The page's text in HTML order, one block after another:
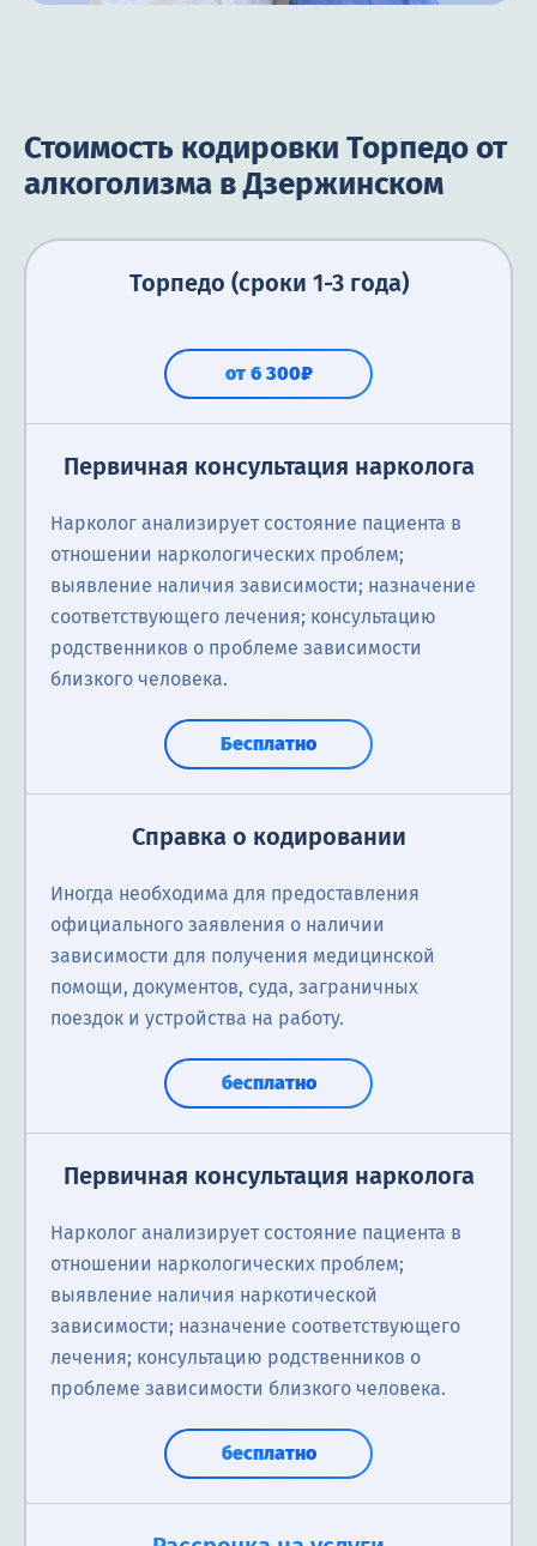
Стоимость кодировки Торпедо от
алкоголизма в Дзержинском
Торпедо (сроки 1-3 года)
от 6 300₽
Первичная консультация нарколога
Нарколог анализирует состояние пациента в
отношении наркологических проблем;
выявление наличия зависимости; назначение
соответствующего лечения; консультацию
родственников о проблеме зависимости
близкого человека.
Бесплатно
Справка о кодировании
Иногда необходима для предоставления
официального заявления о наличии
зависимости для получения медицинской
помощи, документов, суда, заграничных
поездок и устройства на работу.
бесплатно
Первичная консультация нарколога
Нарколог анализирует состояние пациента в
отношении наркологических проблем;
выявление наличия наркотической
зависимости; назначение соответствующего
лечения; консультацию родственников о
проблеме зависимости близкого человека.
бесплатно